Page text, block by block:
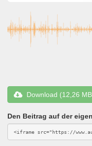
Download (12,26
Den Beitrag auf der